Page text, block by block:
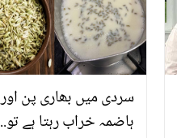
سردی میں بھاری پن اور
ہاضمہ خراب رہتا ہے تو..